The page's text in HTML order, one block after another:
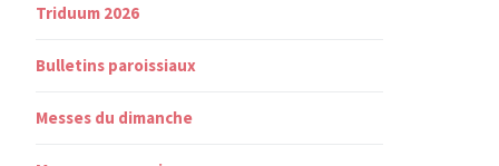
Triduum 2026
Bulletins paroissiaux
Messes du dimanche